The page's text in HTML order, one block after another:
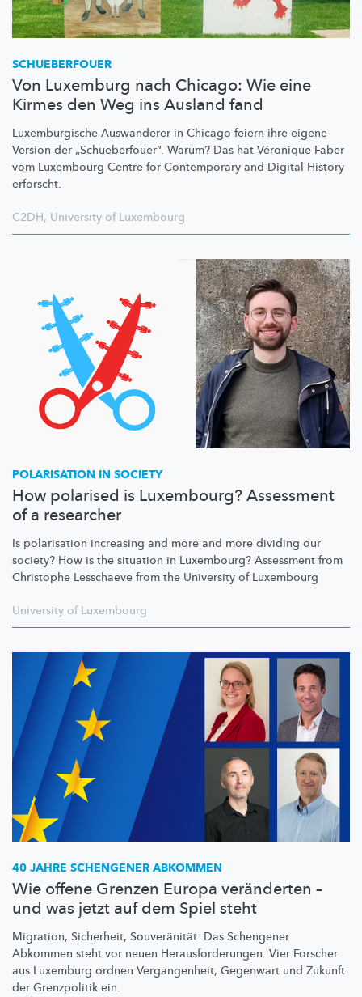
SCHUEBERFOUER
Von Luxemburg nach Chicago: Wie eine
Kirmes den Weg ins Ausland fand
Luxemburgische Auswanderer in Chicago feiern ihre eigene
Version der „Schueberfouer“. Warum? Das hat Véronique Faber
vom Luxembourg Centre for Contemporary and Digital History
erforscht.
C2DH, University of Luxembourg
POLARISATION IN SOCIETY
How polarised is Luxembourg? Assessment
of a researcher
Is polarisation increasing and more and more dividing our
society? How is the situation in Luxembourg? Assessment from
Christophe Lesschaeve from the University of Luxembourg
University of Luxembourg
40 JAHRE SCHENGENER ABKOMMEN
Wie offene Grenzen Europa veränderten –
und was jetzt auf dem Spiel steht
Migration, Sicherheit, Souveränität: Das Schengener
Abkommen steht vor neuen Herausforderungen. Vier Forscher
aus Luxemburg ordnen Vergangenheit, Gegenwart und Zukunft
der Grenzpolitik ein.